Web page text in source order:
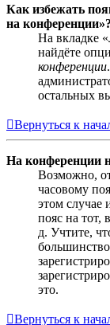
Как избежать
на конференции»?
На вкладке
найдёте
конференции
остальных
Вернуться к
На конференции
Возможно,
часовому
этом случае
пояс на тот,
д. Учтите,
это.
Вернуться к